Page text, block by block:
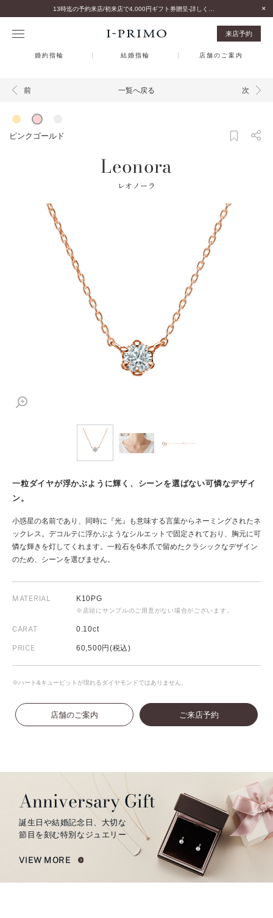
来店予約
婚約指輪 結婚指輪 店舗のご案内
前 一覧へ戻る 次
ピンクゴールド
Leonora
レオノーラ
一粒ダイヤが浮かぶように輝く、シーンを選ばない可憐なデザイ
ン。
小惑星の名前であり、同時に『光』も意味する言葉からネーミングされたネ
ックレス。デコルテに浮かぶようなシルエットで固定されており、胸元に可
憐な輝きを灯してくれます。一粒石を6本爪で留めたクラシックなデザイン
のため、シーンを選びません。
MATERIAL K10PG
※店頭にサンプルのご用意がない場合がございます。
CARAT 0.10ct
PRICE 60,500円(税込)
※ハート&キューピットが現れるダイヤモンドではありません。
店舗のご案内 ご来店予約
Anniversary Gift
誕生日や結婚記念日、大切な
節目を刻む特別なジュエリー
VIEW MORE